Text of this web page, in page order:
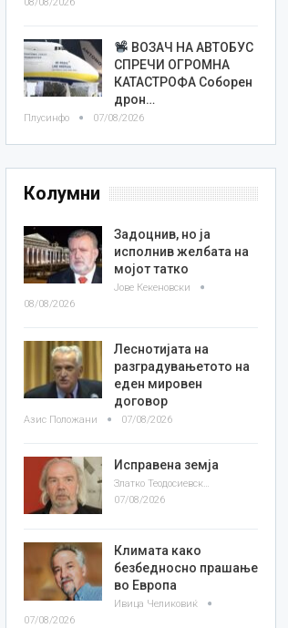
ВОЗАЧ НА АВТОБУС
СПРЕЧИ ОГРОМНА
КАТАСТРОФА Соборен
дрон…
Плусинфо 07/08/2026
Колумни
Задоцнив, но ја
исполнив желбата на
мојот татко
Јове Кекеновски
08/08/2026
Леснотијата на
разградувањетото на
еден мировен
договор
Азис Положани 07/08/2026
Исправена земја
Златко Теодосиевски
07/08/2026
Климата како
безбедносно прашање
во Европа
Ивица Челиковиќ
07/08/2026